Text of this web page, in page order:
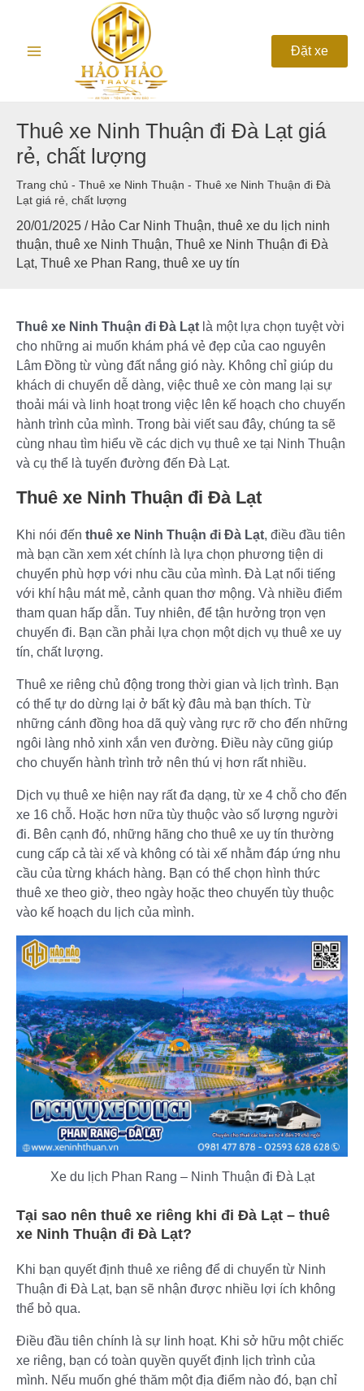
Menu
Đặt xe
Thuê xe Ninh Thuận đi Đà Lạt giá
rẻ, chất lượng
Trang chủ - Thuê xe Ninh Thuận - Thuê xe Ninh Thuận đi Đà
Lạt giá rẻ, chất lượng
20/01/2025 / Hảo Car Ninh Thuận, thuê xe du lịch ninh
thuận, thuê xe Ninh Thuận, Thuê xe Ninh Thuận đi Đà
Lạt, Thuê xe Phan Rang, thuê xe uy tín
Thuê xe Ninh Thuận đi Đà Lạt là một lựa chọn tuyệt vời
cho những ai muốn khám phá vẻ đẹp của cao nguyên
Lâm Đồng từ vùng đất nắng gió này. Không chỉ giúp du
khách di chuyển dễ dàng, việc thuê xe còn mang lại sự
thoải mái và linh hoạt trong việc lên kế hoạch cho chuyến
hành trình của mình. Trong bài viết sau đây, chúng ta sẽ
cùng nhau tìm hiểu về các dịch vụ thuê xe tại Ninh Thuận
và cụ thể là tuyến đường đến Đà Lạt.
Thuê xe Ninh Thuận đi Đà Lạt
Khi nói đến thuê xe Ninh Thuận đi Đà Lạt, điều đầu tiên
mà bạn cần xem xét chính là lựa chọn phương tiện di
chuyển phù hợp với nhu cầu của mình. Đà Lạt nổi tiếng
với khí hậu mát mẻ, cảnh quan thơ mộng. Và nhiều điểm
tham quan hấp dẫn. Tuy nhiên, để tận hưởng trọn vẹn
chuyến đi. Bạn cần phải lựa chọn một dịch vụ thuê xe uy
tín, chất lượng.
Thuê xe riêng chủ động trong thời gian và lịch trình. Bạn
có thể tự do dừng lại ở bất kỳ đâu mà bạn thích. Từ
những cánh đồng hoa dã quỳ vàng rực rỡ cho đến những
ngôi làng nhỏ xinh xắn ven đường. Điều này cũng giúp
cho chuyến hành trình trở nên thú vị hơn rất nhiều.
Dịch vụ thuê xe hiện nay rất đa dạng, từ xe 4 chỗ cho đến
xe 16 chỗ. Hoặc hơn nữa tùy thuộc vào số lượng người
đi. Bên cạnh đó, những hãng cho thuê xe uy tín thường
cung cấp cả tài xế và không có tài xế nhằm đáp ứng nhu
cầu của từng khách hàng. Bạn có thể chọn hình thức
thuê xe theo giờ, theo ngày hoặc theo chuyến tùy thuộc
vào kế hoạch du lịch của mình.
Xe du lịch Phan Rang – Ninh Thuận đi Đà Lạt
Tại sao nên thuê xe riêng khi đi Đà Lạt – thuê
xe Ninh Thuận đi Đà Lạt?
Khi bạn quyết định thuê xe riêng để di chuyển từ Ninh
Thuận đi Đà Lạt, bạn sẽ nhận được nhiều lợi ích không
thể bỏ qua.
Điều đầu tiên chính là sự linh hoạt. Khi sở hữu một chiếc
xe riêng, bạn có toàn quyền quyết định lịch trình của
mình. Nếu muốn ghé thăm một địa điểm nào đó, bạn chỉ